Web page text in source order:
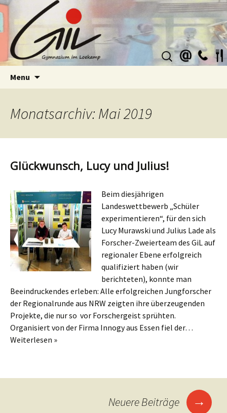
Suchen
nach:
Menu
Monatsarchiv: Mai 2019
Glückwunsch, Lucy und Julius!
Beim diesjährigen
Landeswettbewerb „Schüler
experimentieren“, für den sich
Lucy Murawski und Julius Lade als
Forscher-Zweierteam des GiL auf
regionaler Ebene erfolgreich
qualifiziert haben (wir
berichteten), konnte man
Beeindruckendes erleben: Alle erfolgreichen Jungforscher
der Regionalrunde aus NRW zeigten ihre überzeugenden
Projekte, die nur so vor Forschergeist sprühten.
Organisiert von der Firma Innogy aus Essen fiel der…
Weiterlesen »
Neuere Beiträge →